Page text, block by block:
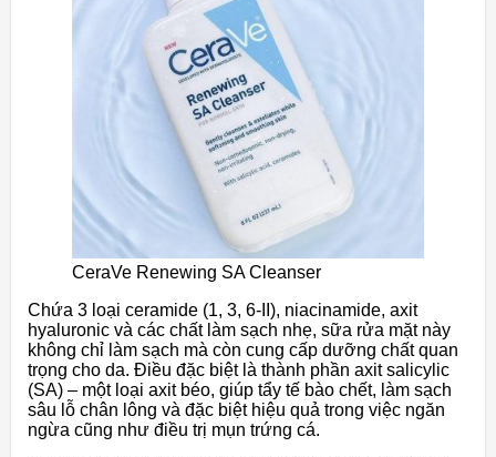
CeraVe Renewing SA Cleanser
Chứa 3 loại ceramide (1, 3, 6-II), niacinamide, axit
hyaluronic và các chất làm sạch nhẹ, sữa rửa mặt này
không chỉ làm sạch mà còn cung cấp dưỡng chất quan
trọng cho da. Điều đặc biệt là thành phần axit salicylic
(SA) – một loại axit béo, giúp tẩy tế bào chết, làm sạch
sâu lỗ chân lông và đặc biệt hiệu quả trong việc ngăn
ngừa cũng như điều trị mụn trứng cá.